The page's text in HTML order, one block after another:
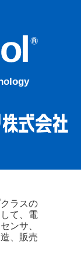
ラスの
て、電
ンサ、
、販売